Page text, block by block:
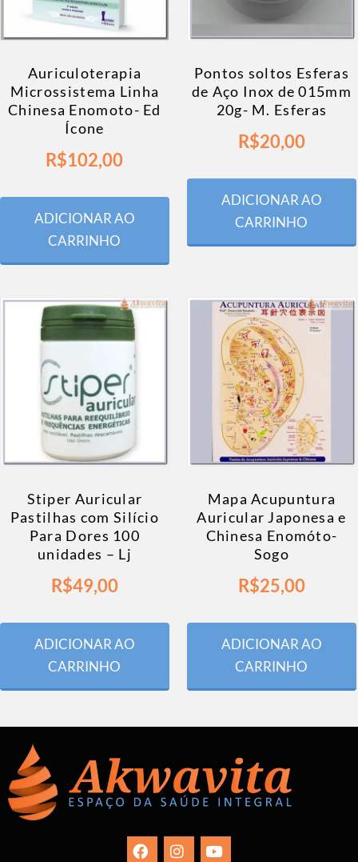
Auriculoterapia
Microssistema Linha
Chinesa Enomoto- Ed
Ícone
R$102,00
ADICIONAR AO
CARRINHO
Pontos soltos Esferas
de Aço Inox de 015mm
20g- M. Esferas
R$20,00
ADICIONAR AO
CARRINHO
Stiper Auricular
Pastilhas com Silício
Para Dores 100
unidades – Lj
R$49,00
ADICIONAR AO
CARRINHO
Mapa Acupuntura
Auricular Japonesa e
Chinesa Enomóto-
Sogo
R$25,00
ADICIONAR AO
CARRINHO